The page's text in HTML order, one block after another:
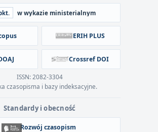
w wykazie ministerialnym
ERIH PLUS
Crossref DOI
ISSN: 2082-3304
czasopisma i bazy indeksacyjne.
Standardy i obecność
Rozwój czasopism